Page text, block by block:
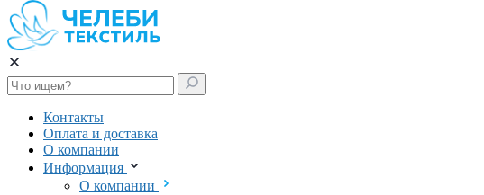
Контакты
Оплата и доставка
О компании
Информация
О компании